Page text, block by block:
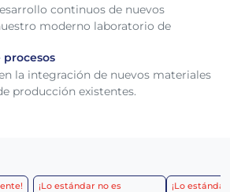
continuos de nuevos
moderno laboratorio de
la integración de nuevos materiales
producción existentes.
¡Lo estándar no es
¡Lo